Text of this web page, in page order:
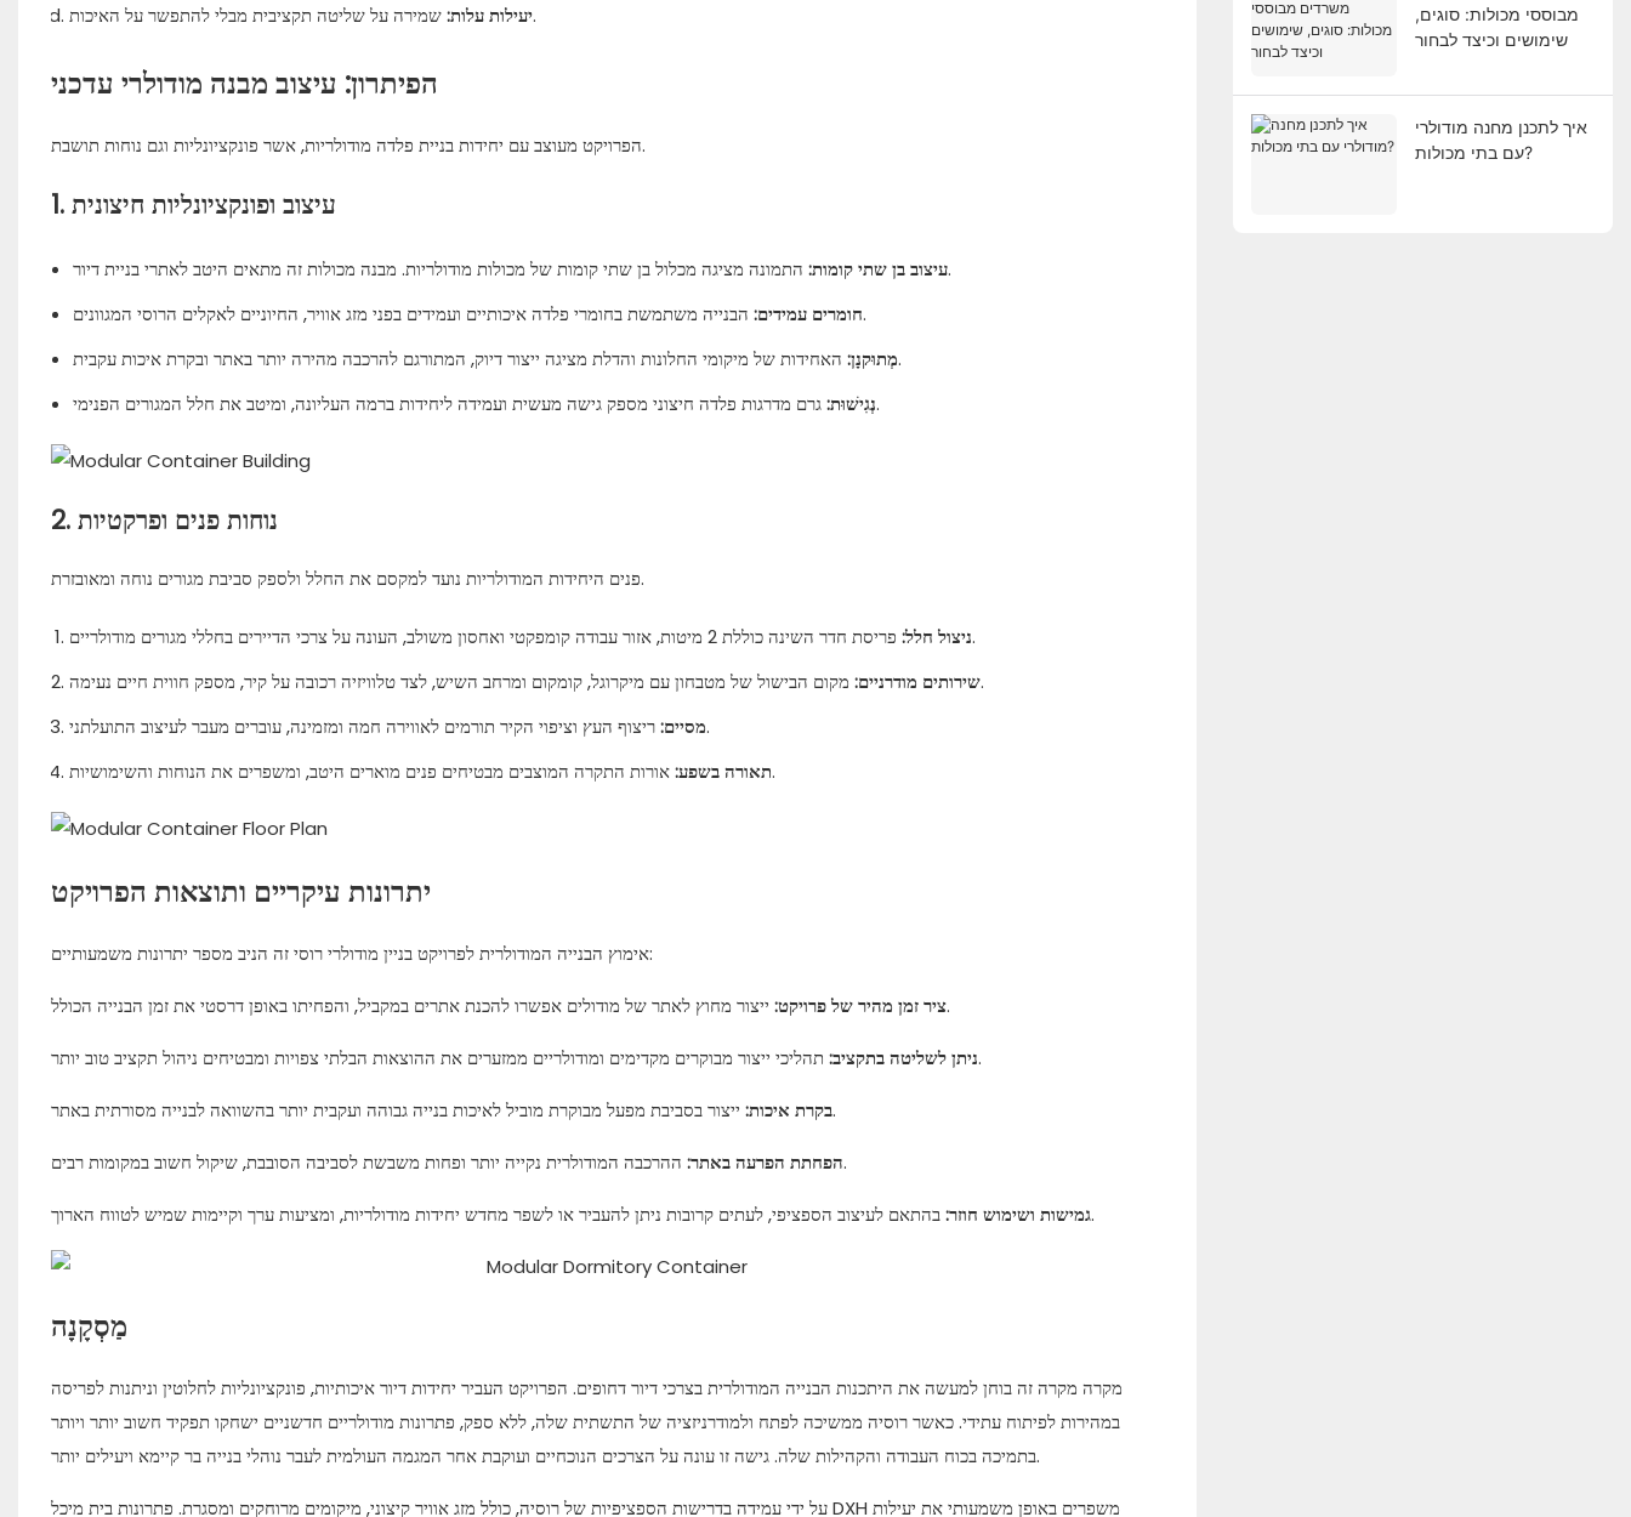
יעילות עלות:שמירה על שליטה תקציבית מבלי להתפשר על האיכות.
הפיתרון: עיצוב מבנה מודולרי עדכני
הפרויקט מעוצב עם יחידות בניית פלדה מודולריות, אשר פונקציונליות וגם נוחות תושבת.
1. עיצוב ופונקציונליות חיצונית
עיצוב בן שתי קומות:התמונה מציגה מכלול בן שתי קומות של מכולות מודולריות. מבנה מכולות זה מתאים היטב לאתרי בניית דיור.
חומרים עמידים:הבנייה משתמשת בחומרי פלדה איכותיים ועמידים בפני מזג אוויר, החיוניים לאקלים הרוסי המגוונים.
מְתוּקנָן:האחידות של מיקומי החלונות והדלת מציגה ייצור דיוק, המתורגם להרכבה מהירה יותר באתר ובקרת איכות עקבית.
נְגִישׁוּת:גרם מדרגות פלדה חיצוני מספק גישה מעשית ועמידה ליחידות ברמה העליונה, ומיטב את חלל המגורים הפנימי.
2. נוחות פנים ופרקטיות
פנים היחידות המודולריות נועד למקסם את החלל ולספק סביבת מגורים נוחה ומאובזרת.
ניצול חלל:פריסת חדר השינה כוללת 2 מיטות, אזור עבודה קומפקטי ואחסון משולב, העונה על צרכי הדיירים בחללי מגורים מודולריים.
שירותים מודרניים:מקום הבישול של מטבחון עם מיקרוגל, קומקום ומרחב השיש, לצד טלוויזיה רכובה על קיר, מספק חווית חיים נעימה.
מסיים:ריצוף העץ וציפוי הקיר תורמים לאווירה חמה ומזמינה, עוברים מעבר לעיצוב התועלתני.
תאורה בשפע:אורות התקרה המוצבים מבטיחים פנים מוארים היטב, ומשפרים את הנוחות והשימושיות.
יתרונות עיקריים ותוצאות הפרויקט
אימוץ הבנייה המודולרית לפרויקט בניין מודולרי רוסי זה הניב מספר יתרונות משמעותיים:
ציר זמן מהיר של פרויקט:ייצור מחוץ לאתר של מודולים אפשרו להכנת אתרים במקביל, והפחיתו באופן דרסטי את זמן הבנייה הכולל.
ניתן לשליטה בתקציב:תהליכי ייצור מבוקרים מקדימים ומודולריים ממזערים את ההוצאות הבלתי צפויות ומבטיחים ניהול תקציב טוב יותר.
בקרת איכות:ייצור בסביבת מפעל מבוקרת מוביל לאיכות בנייה גבוהה ועקבית יותר בהשוואה לבנייה מסורתית באתר.
הפחתת הפרעה באתר:ההרכבה המודולרית נקייה יותר ופחות משבשת לסביבה הסובבת, שיקול חשוב במקומות רבים.
גמישות ושימוש חוזר:בהתאם לעיצוב הספציפי, לעתים קרובות ניתן להעביר או לשפר מחדש יחידות מודולריות, ומציעות ערך וקיימות שמיש לטווח הארוך.
מַסְקָנָה
מקרה מקרה זה בוחן למעשה את היתכנות הבנייה המודולרית בצרכי דיור דחופים. הפרויקט העביר יחידות דיור איכותיות, פונקציונליות לחלוטין וניתנות לפריסה
במהירות לפיתוח עתידי. כאשר רוסיה ממשיכה לפתח ולמודרניזציה של התשתית שלה, ללא ספק, פתרונות מודולריים חדשניים ישחקו תפקיד חשוב יותר ויותר
בתמיכה בכוח העבודה והקהילות שלה. גישה זו עונה על הצרכים הנוכחיים ועוקבת אחר המגמה העולמית לעבר נוהלי בנייה בר קיימא ויעילים יותר.
על ידי עמידה בדרישות הספציפיות של רוסיה, כולל מזג אוויר קיצוני, מיקומים מרוחקים ומסגרת. פתרונות בית מיכל DXH משפרים באופן משמעותי את יעילות
מבוססי מכולות: סוגים,
שימושים וכיצד לבחור
איך לתכנן מחנה מודולרי
עם בתי מכולות?